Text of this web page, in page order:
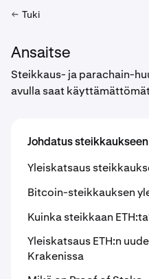
Tuki
Ansaitse
Steikkaus- ja parachain-
avulla saat
Johdatus
Yleiskatsaus
Bitcoin-steikkauksen
Kuinka steikkaan
Yleiskatsaus ETH:n
Krakenissa